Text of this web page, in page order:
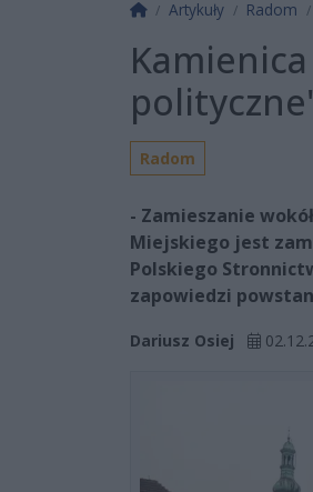
Strona główna
Artykuły Radom
Radom
- Zamieszanie
Miejskiego jest
Polskiego
zapowiedzi
Dariusz Osiej